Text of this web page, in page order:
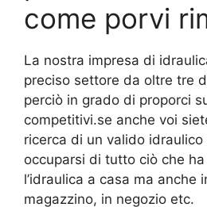
come porvi
La nostra impresa di
preciso settore da oltre tre
perciò in grado di proporci
competitivi.se anche voi
ricerca di un valido idraulico
occuparsi di tutto ciò che
l’idraulica a casa ma anche
magazzino, in negozio etc.